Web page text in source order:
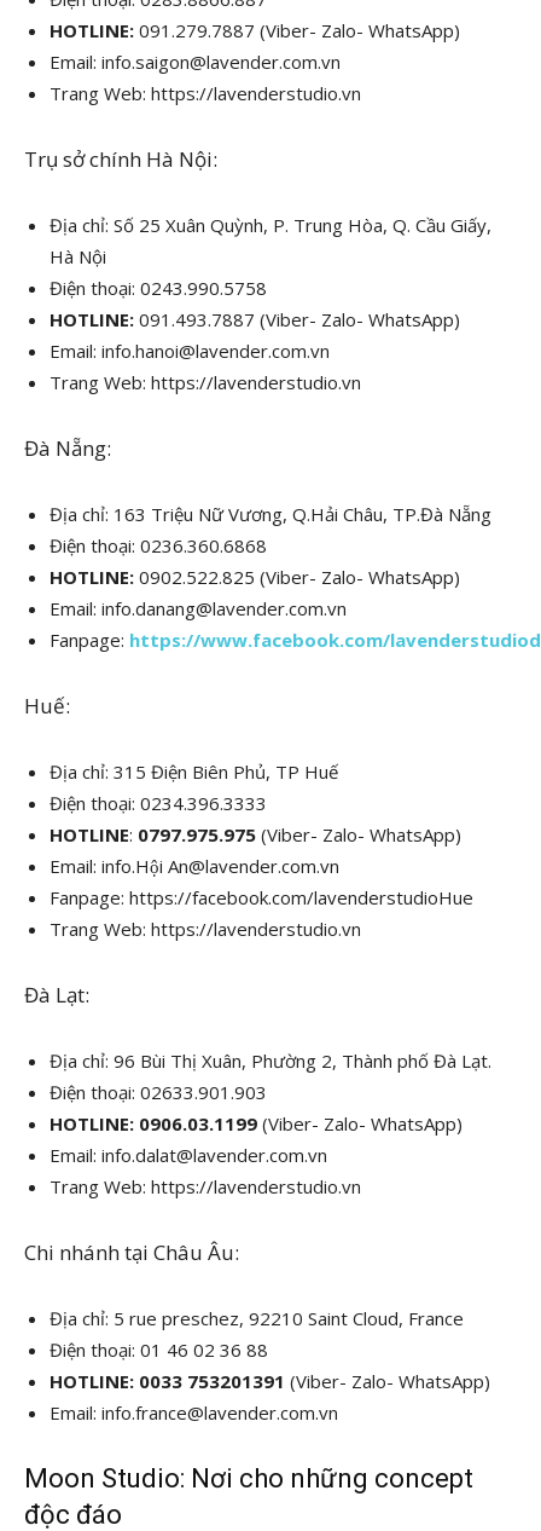
HOTLINE: 091.279.7887 (Viber- Zalo- WhatsApp)
Email: info.saigon@lavender.com.vn
Trang Web: https://lavenderstudio.vn
Trụ sở chính Hà Nội:
Địa chỉ: Số 25 Xuân Quỳnh, P. Trung Hòa, Q. Cầu Giấy,
Hà Nội
Điện thoại: 0243.990.5758
HOTLINE: 091.493.7887 (Viber- Zalo- WhatsApp)
Email: info.hanoi@lavender.com.vn
Trang Web: https://lavenderstudio.vn
Đà Nẵng:
Địa chỉ: 163 Triệu Nữ Vương, Q.Hải Châu, TP.Đà Nẵng
Điện thoại: 0236.360.6868
HOTLINE: 0902.522.825 (Viber- Zalo- WhatsApp)
Email: info.danang@lavender.com.vn
Fanpage: https://www.facebook.com/
Huế:
Địa chỉ: 315 Điện Biên Phủ, TP Huế
Điện thoại: 0234.396.3333
HOTLINE: 0797.975.975 (Viber- Zalo- WhatsApp)
Email: info.Hội An@lavender.com.vn
Fanpage: https://facebook.com/lavenderstudioHue
Trang Web: https://lavenderstudio.vn
Đà Lạt:
Địa chỉ: 96 Bùi Thị Xuân, Phường 2, Thành phố Đà Lạt.
Điện thoại: 02633.901.903
HOTLINE: 0906.03.1199 (Viber- Zalo- WhatsApp)
Email: info.dalat@lavender.com.vn
Trang Web: https://lavenderstudio.vn
Chi nhánh tại Châu Âu:
Địa chỉ: 5 rue preschez, 92210 Saint Cloud, France
Điện thoại: 01 46 02 36 88
HOTLINE: 0033 753201391 (Viber- Zalo- WhatsApp)
Email: info.france@lavender.com.vn
Moon Studio: Nơi cho những concept
độc đáo